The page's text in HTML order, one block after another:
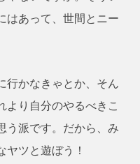
はあって、世間とニー
行かなきゃとか、そん
より自分のやるべきこ
う派です。だから、み
ヤツと遊ぼう！